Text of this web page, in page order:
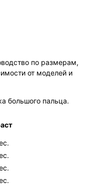
по размерам,
от моделей и
большого пальца.